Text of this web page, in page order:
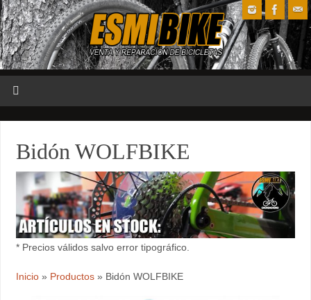
Bidón WOLFBIKE
* Precios válidos salvo error tipográfico.
Inicio» Productos» Bidón WOLFBIKE